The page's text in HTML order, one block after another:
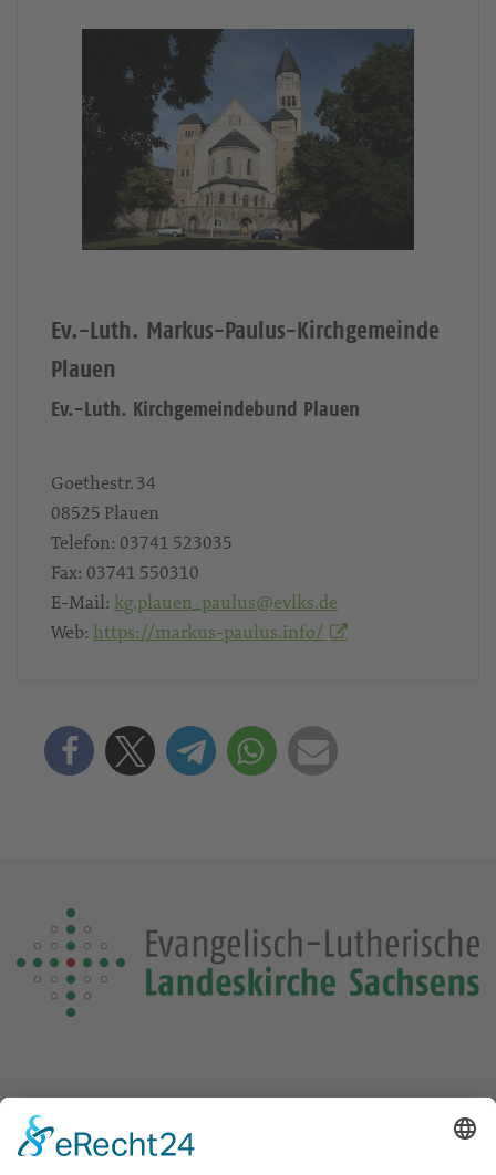
Ev.-Luth. Markus-Paulus-Kirchgemeinde
Plauen
Ev.-Luth. Kirchgemeindebund Plauen
Goethestr. 34
08525 Plauen
Telefon: 03741 523035
Fax: 03741 550310
E-Mail: kg.plauen_paulus@evlks.de
Web: https://markus-paulus.info/
Die Losung von heute